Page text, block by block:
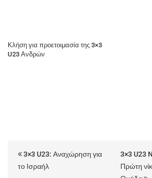
Κλήση για προετοιμασία της 3×3
U23 Ανδρών
3×3 U23: Αναχώρηση για
το Ισραήλ
3×3 U23
Πρώτη